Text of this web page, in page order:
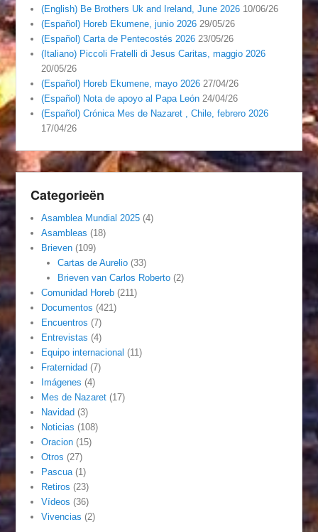
(English) Be Brothers Uk and Ireland, June 2026 10/06/26
(Español) Horeb Ekumene, junio 2026 29/05/26
(Español) Carta de Pentecostés 2026 23/05/26
(Italiano) Piccoli Fratelli di Jesus Caritas, maggio 2026
20/05/26
(Español) Horeb Ekumene, mayo 2026 27/04/26
(Español) Nota de apoyo al Papa León 24/04/26
(Español) Crónica Mes de Nazaret , Chile, febrero 2026
17/04/26
Categorieën
Asamblea Mundial 2025 (4)
Asambleas (18)
Brieven (109)
Cartas de Aurelio(33)
Brieven van Carlos Roberto(2)
Comunidad Horeb (211)
Documentos (421)
Encuentros (7)
Entrevistas (4)
Equipo internacional (11)
Fraternidad (7)
Imágenes (4)
Mes de Nazaret (17)
Navidad (3)
Noticias (108)
Oracion (15)
Otros (27)
Pascua (1)
Retiros (23)
Vídeos (36)
Vivencias (2)